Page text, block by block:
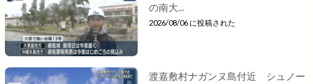
の南大...
2026/08/06 に投稿された
渡嘉敷村ナガンヌ島付近 シュノー